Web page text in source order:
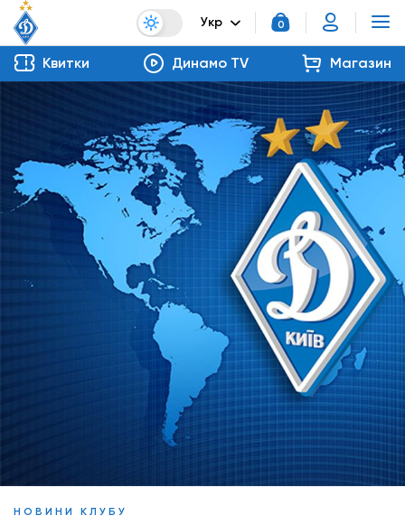
Укр 0
Квитки Динамо TV Магазин
НОВИНИ КЛУБУ